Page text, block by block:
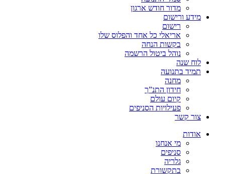
מדור חודש ארגון
מידע ורישום
רישום
אריאלי כל אחד והפלוס שלו
בקשות הנחה
נוהל ביטול הרשמה
לוח שנה
תמיד בתנועה
מחנה
חידון התנ”ך
קיום עולם
פעילויות הסניפים
צור קשר
אודות
מי אנחנו
סניפים
גלריה
בתקשורת